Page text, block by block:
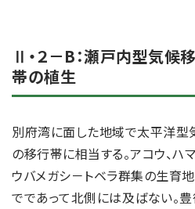
Ⅱ・２－B：瀬戸内型気候
帯の植生
別府湾に面した地域で太平洋
の移行帯に相当する。アコウ、
ウバメガシ－トベラ群集の生育
でであって北側には及ばない。